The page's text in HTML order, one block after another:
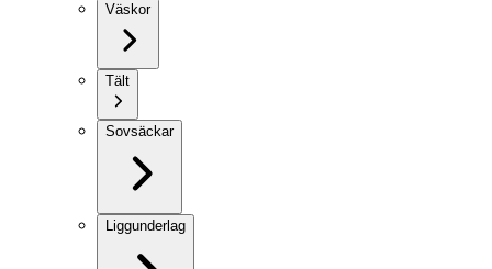
Väskor
Tält
Sovsäckar
Liggunderlag